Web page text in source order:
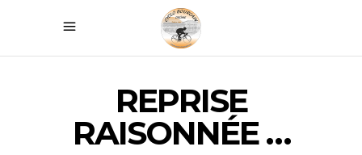
REPRISE
RAISONNÉE …